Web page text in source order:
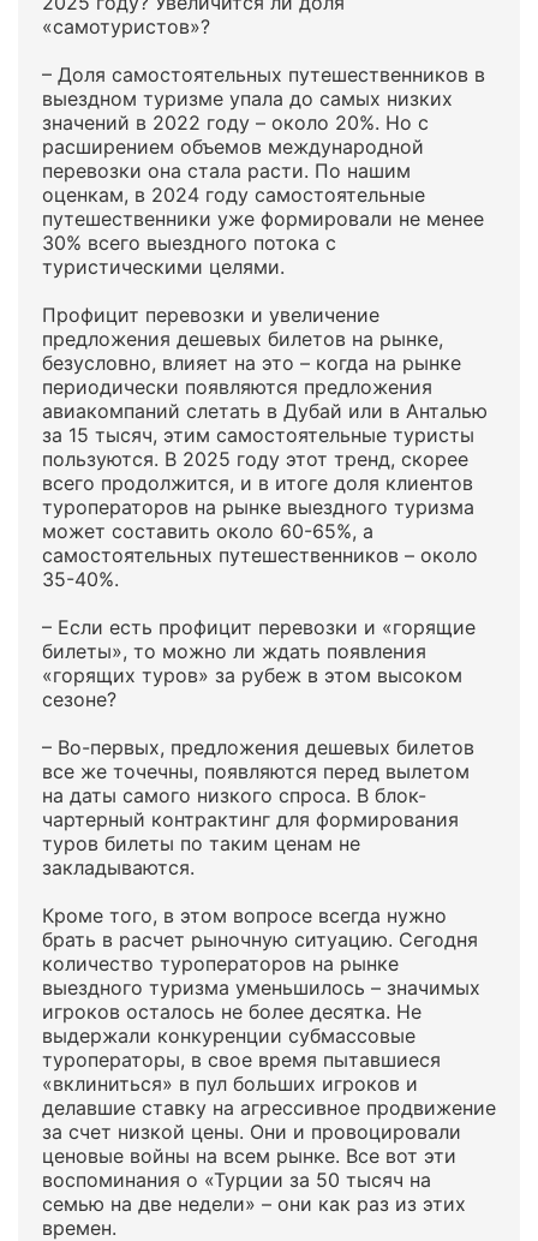
«самотуристов»?
– Доля самостоятельных путешественников в
выездном туризме упала до самых низких
значений в 2022 году – около 20%. Но с
расширением объемов международной
перевозки она стала расти. По нашим
оценкам, в 2024 году самостоятельные
путешественники уже формировали не менее
30% всего выездного потока с
туристическими целями.
Профицит перевозки и увеличение
предложения дешевых билетов на рынке,
безусловно, влияет на это – когда на рынке
периодически появляются предложения
авиакомпаний слетать в Дубай или в Анталью
за 15 тысяч, этим самостоятельные туристы
пользуются. В 2025 году этот тренд, скорее
всего продолжится, и в итоге доля клиентов
туроператоров на рынке выездного туризма
может составить около 60-65%, а
самостоятельных путешественников – около
35-40%.
– Если есть профицит перевозки и «горящие
билеты», то можно ли ждать появления
«горящих туров» за рубеж в этом высоком
сезоне?
– Во-первых, предложения дешевых билетов
все же точечны, появляются перед вылетом
на даты самого низкого спроса. В блок-
чартерный контрактинг для формирования
туров билеты по таким ценам не
закладываются.
Кроме того, в этом вопросе всегда нужно
брать в расчет рыночную ситуацию. Сегодня
количество туроператоров на рынке
выездного туризма уменьшилось – значимых
игроков осталось не более десятка. Не
выдержали конкуренции субмассовые
туроператоры, в свое время пытавшиеся
«вклиниться» в пул больших игроков и
делавшие ставку на агрессивное продвижение
за счет низкой цены. Они и провоцировали
ценовые войны на всем рынке. Все вот эти
воспоминания о «Турции за 50 тысяч на
семью на две недели» – они как раз из этих
времен.